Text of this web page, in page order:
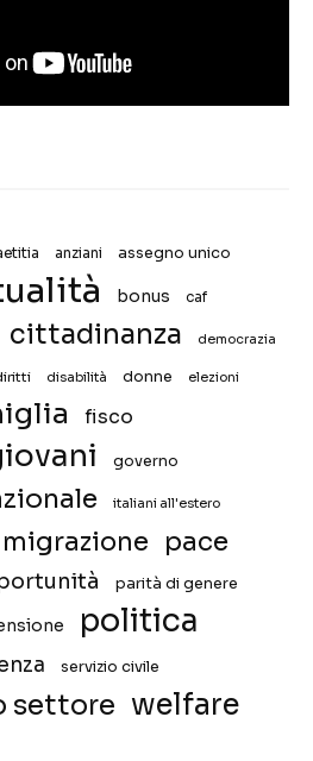
anziani assegno unico
bonus caf
cittadinanza democrazia
disabilità donne elezioni
fisco
governo
italiani all'estero
migrazione pace
parità di genere
politica
servizio civile
settore welfare